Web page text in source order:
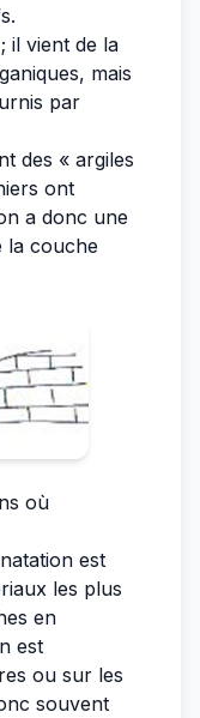
il vient de la
mais
par
des « argiles
ont
a donc une
la couche
où
est
les plus
en
est
ou sur les
souvent